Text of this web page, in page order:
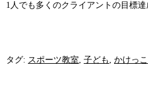
1人でも多くのクライアントの目標達
タグ: スポーツ教室, 子ども , かけっこ